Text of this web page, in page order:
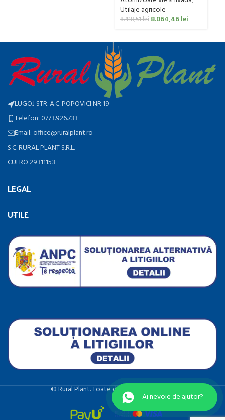
Utilaje agricole
8.418,51lei 8.064,46lei
LUGOJ STR. A.C. POPOVICI NR 19
Telefon: 0773.926.733
Email: office@ruralplant.ro
S.C. RURAL PLANT S.R.L.
CUI RO 29311153
LEGAL
UTILE
©️ Rural Plant. Toate drepturile rezervate.
Ai nevoie de ajutor?